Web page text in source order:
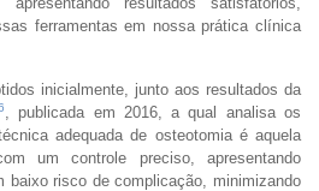
ferramentas em nossa prática clínica
inicialmente, junto aos resultados da
, publicada em 2016, a qual analisa os
adequada de osteotomia é aquela
um controle preciso, apresentando
baixo risco de complicação, minimizando